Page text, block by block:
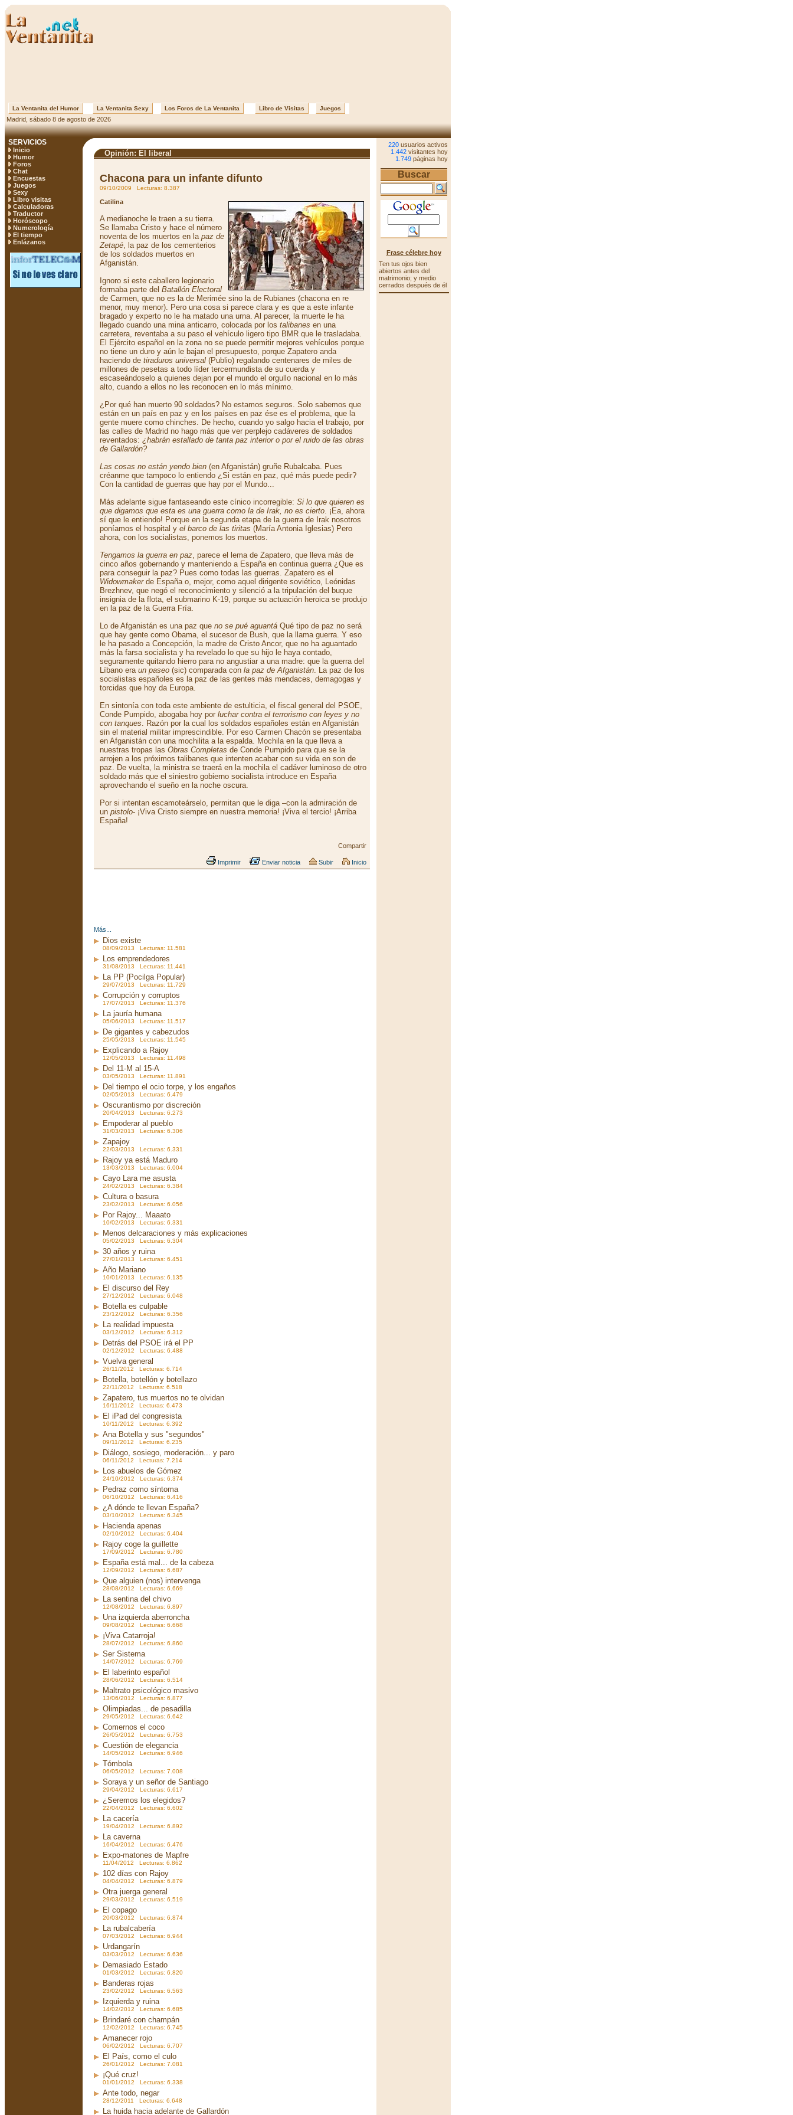
La Ventanita del Humor La Ventanita Sexy Los Foros de La Ventanita Libro de Visitas Juegos
Madrid, sábado 8 de agosto de 2026
SERVICIOS
Inicio
Humor
Foros
Chat
Encuestas
Juegos
Sexy
Libro visitas
Calculadoras
Traductor
Horóscopo
Numerología
El tiempo
Enlázanos
Opinión: El liberal
Chacona para un infante difunto
09/10/2009 Lecturas: 8.387
Catilina
A medianoche le traen a su tierra.
Se llamaba Cristo y hace el número
noventa de los muertos en la paz de
Zetapé, la paz de los cementerios
de los soldados muertos en
Afganistán.
Ignoro si este caballero legionario
formaba parte del Batallón Electoral
de Carmen, que no es la de Merimée sino la de Rubianes (chacona en re
menor, muy menor). Pero una cosa si parece clara y es que a este infante
bragado y experto no le ha matado una urna. Al parecer, la muerte le ha
llegado cuando una mina anticarro, colocada por los talibanes en una
carretera, reventaba a su paso el vehículo ligero tipo BMR que le trasladaba.
El Ejército español en la zona no se puede permitir mejores vehículos porque
no tiene un duro y aún le bajan el presupuesto, porque Zapatero anda
haciendo de tiraduros universal (Publio) regalando centenares de miles de
millones de pesetas a todo líder tercermundista de su cuerda y
escaseándoselo a quienes dejan por el mundo el orgullo nacional en lo más
alto, cuando a ellos no les reconocen en lo más mínimo.
¿Por qué han muerto 90 soldados? No estamos seguros. Solo sabemos que
están en un país en paz y en los países en paz ése es el problema, que la
gente muere como chinches. De hecho, cuando yo salgo hacia el trabajo, por
las calles de Madrid no hago más que ver perplejo cadáveres de soldados
reventados: ¿habrán estallado de tanta paz interior o por el ruido de las obras
de Gallardón?
Las cosas no están yendo bien (en Afganistán) gruñe Rubalcaba. Pues
créanme que tampoco lo entiendo ¿Si están en paz, qué más puede pedir?
Con la cantidad de guerras que hay por el Mundo...
Más adelante sigue fantaseando este cínico incorregible: Si lo que quieren es
que digamos que esta es una guerra como la de Irak, no es cierto. ¡Ea, ahora
sí que le entiendo! Porque en la segunda etapa de la guerra de Irak nosotros
poníamos el hospital y el barco de las tiritas (María Antonia Iglesias) Pero
ahora, con los socialistas, ponemos los muertos.
Tengamos la guerra en paz, parece el lema de Zapatero, que lleva más de
cinco años gobernando y manteniendo a España en continua guerra ¿Que es
para conseguir la paz? Pues como todas las guerras. Zapatero es el
Widowmakerde España o, mejor, como aquel dirigente soviético, Leónidas
Brezhnev, que negó el reconocimiento y silenció a la tripulación del buque
insignia de la flota, el submarino K-19, porque su actuación heroica se produjo
en la paz de la Guerra Fría.
Lo de Afganistán es una paz que no se pué aguantá Qué tipo de paz no será
que hay gente como Obama, el sucesor de Bush, que la llama guerra. Y eso
le ha pasado a Concepción, la madre de Cristo Ancor, que no ha aguantado
más la farsa socialista y ha revelado lo que su hijo le haya contado,
seguramente quitando hierro para no angustiar a una madre: que la guerra del
Líbano era un paseo (sic) comparada con la paz de Afganistán. La paz de los
socialistas españoles es la paz de las gentes más mendaces, demagogas y
torcidas que hoy da Europa.
En sintonía con toda este ambiente de estulticia, el fiscal general del PSOE,
Conde Pumpido, abogaba hoy por luchar contra el terrorismo con leyes y no
con tanques. Razón por la cual los soldados españoles están en Afganistán
sin el material militar imprescindible. Por eso Carmen Chacón se presentaba
en Afganistán con una mochilita a la espalda. Mochila en la que lleva a
nuestras tropas las Obras Completas de Conde Pumpido para que se la
arrojen a los próximos talibanes que intenten acabar con su vida en son de
paz. De vuelta, la ministra se traerá en la mochila el cadáver luminoso de otro
soldado más que el siniestro gobierno socialista introduce en España
aprovechando el sueño en la noche oscura.
Por si intentan escamoteárselo, permitan que le diga –con la admiración de
un pistolo- ¡Viva Cristo siempre en nuestra memoria! ¡Viva el tercio! ¡Arriba
España!
Compartir
Imprimir Enviar noticia Subir Inicio
Más...
Dios existe
08/09/2013 Lecturas: 11.581
Los emprendedores
31/08/2013 Lecturas: 11.441
La PP (Pocilga Popular)
29/07/2013 Lecturas: 11.729
Corrupción y corruptos
17/07/2013 Lecturas: 11.376
La jauría humana
05/06/2013 Lecturas: 11.517
De gigantes y cabezudos
25/05/2013 Lecturas: 11.545
Explicando a Rajoy
12/05/2013 Lecturas: 11.498
Del 11-M al 15-A
03/05/2013 Lecturas: 11.891
Del tiempo el ocio torpe, y los engaños
02/05/2013 Lecturas: 6.479
Oscurantismo por discreción
20/04/2013 Lecturas: 6.273
Empoderar al pueblo
31/03/2013 Lecturas: 6.306
Zapajoy
22/03/2013 Lecturas: 6.331
Rajoy ya está Maduro
13/03/2013 Lecturas: 6.004
Cayo Lara me asusta
24/02/2013 Lecturas: 6.384
Cultura o basura
23/02/2013 Lecturas: 6.056
Por Rajoy... Maaato
10/02/2013 Lecturas: 6.331
Menos delcaraciones y más explicaciones
05/02/2013 Lecturas: 6.304
30 años y ruina
27/01/2013 Lecturas: 6.451
Año Mariano
10/01/2013 Lecturas: 6.135
El discurso del Rey
27/12/2012 Lecturas: 6.048
Botella es culpable
23/12/2012 Lecturas: 6.356
La realidad impuesta
03/12/2012 Lecturas: 6.312
Detrás del PSOE irá el PP
02/12/2012 Lecturas: 6.488
Vuelva general
26/11/2012 Lecturas: 6.714
Botella, botellón y botellazo
22/11/2012 Lecturas: 6.518
Zapatero, tus muertos no te olvidan
16/11/2012 Lecturas: 6.473
El iPad del congresista
10/11/2012 Lecturas: 6.392
Ana Botella y sus "segundos"
09/11/2012 Lecturas: 6.235
Diálogo, sosiego, moderación... y paro
06/11/2012 Lecturas: 7.214
Los abuelos de Gómez
24/10/2012 Lecturas: 6.374
Pedraz como síntoma
06/10/2012 Lecturas: 6.416
¿A dónde te llevan España?
03/10/2012 Lecturas: 6.345
Hacienda apenas
02/10/2012 Lecturas: 6.404
Rajoy coge la guillette
17/09/2012 Lecturas: 6.780
España está mal... de la cabeza
12/09/2012 Lecturas: 6.687
Que alguien (nos) intervenga
28/08/2012 Lecturas: 6.669
La sentina del chivo
12/08/2012 Lecturas: 6.897
Una izquierda aberroncha
09/08/2012 Lecturas: 6.668
¡Viva Catarroja!
28/07/2012 Lecturas: 6.860
Ser Sistema
14/07/2012 Lecturas: 6.769
El laberinto español
28/06/2012 Lecturas: 6.514
Maltrato psicológico masivo
13/06/2012 Lecturas: 6.877
Olimpiadas... de pesadilla
29/05/2012 Lecturas: 6.642
Comernos el coco
26/05/2012 Lecturas: 6.753
Cuestión de elegancia
14/05/2012 Lecturas: 6.946
Tómbola
06/05/2012 Lecturas: 7.008
Soraya y un señor de Santiago
29/04/2012 Lecturas: 6.617
¿Seremos los elegidos?
22/04/2012 Lecturas: 6.602
La cacería
19/04/2012 Lecturas: 6.892
La caverna
16/04/2012 Lecturas: 6.476
Expo-matones de Mapfre
11/04/2012 Lecturas: 6.862
102 días con Rajoy
04/04/2012 Lecturas: 6.879
Otra juerga general
29/03/2012 Lecturas: 6.519
El copago
20/03/2012 Lecturas: 6.874
La rubalcabería
07/03/2012 Lecturas: 6.944
Urdangarín
03/03/2012 Lecturas: 6.636
Demasiado Estado
01/03/2012 Lecturas: 6.820
Banderas rojas
23/02/2012 Lecturas: 6.563
Izquierda y ruina
14/02/2012 Lecturas: 6.685
Brindaré con champán
12/02/2012 Lecturas: 6.745
Amanecer rojo
06/02/2012 Lecturas: 6.707
El País, como el culo
26/01/2012 Lecturas: 7.081
¡Qué cruz!
01/01/2012 Lecturas: 6.338
Ante todo, negar
28/12/2011 Lecturas: 6.648
La huida hacia adelante de Gallardón
220 usuarios activos
1.442 visitantes hoy
1.749 páginas hoy
Buscar
Frase célebre hoy
Ten tus ojos bien
abiertos antes del
matrimonio; y medio
cerrados después de él